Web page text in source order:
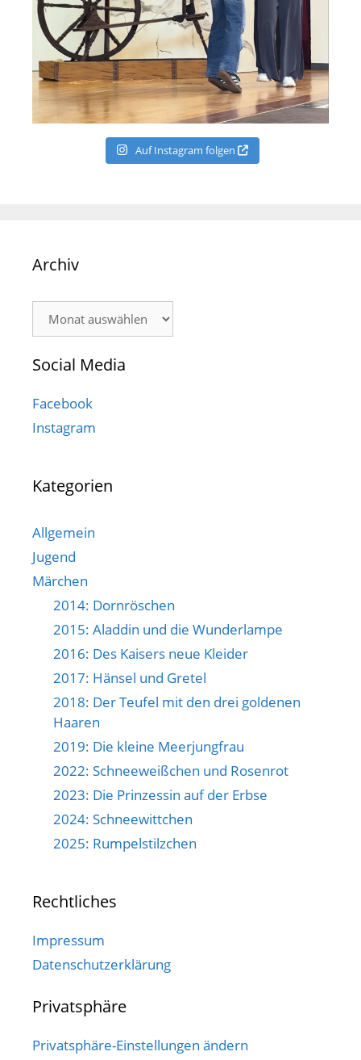
Auf Instagram folgen
Archiv
Social Media
Facebook
Instagram
Kategorien
Allgemein
Jugend
Märchen
2014: Dornröschen
2015: Aladdin und die Wunderlampe
2016: Des Kaisers neue Kleider
2017: Hänsel und Gretel
2018: Der Teufel mit den drei goldenen
Haaren
2019: Die kleine Meerjungfrau
2022: Schneeweißchen und Rosenrot
2023: Die Prinzessin auf der Erbse
2024: Schneewittchen
2025: Rumpelstilzchen
Rechtliches
Impressum
Datenschutzerklärung
Privatsphäre
Privatsphäre-Einstellungen ändern